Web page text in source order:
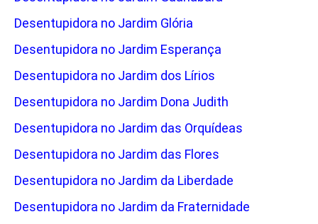
Desentupidora no Jardim Glória
Desentupidora no Jardim Esperança
Desentupidora no Jardim dos Lírios
Desentupidora no Jardim Dona Judith
Desentupidora no Jardim das Orquídeas
Desentupidora no Jardim das Flores
Desentupidora no Jardim da Liberdade
Desentupidora no Jardim da Fraternidade